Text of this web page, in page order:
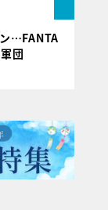
…FANTA
団